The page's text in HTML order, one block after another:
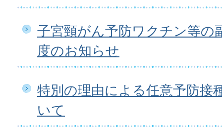
子宮頸がん予防ワクチン等の
度のお知らせ
特別の理由による任意予防接
いて